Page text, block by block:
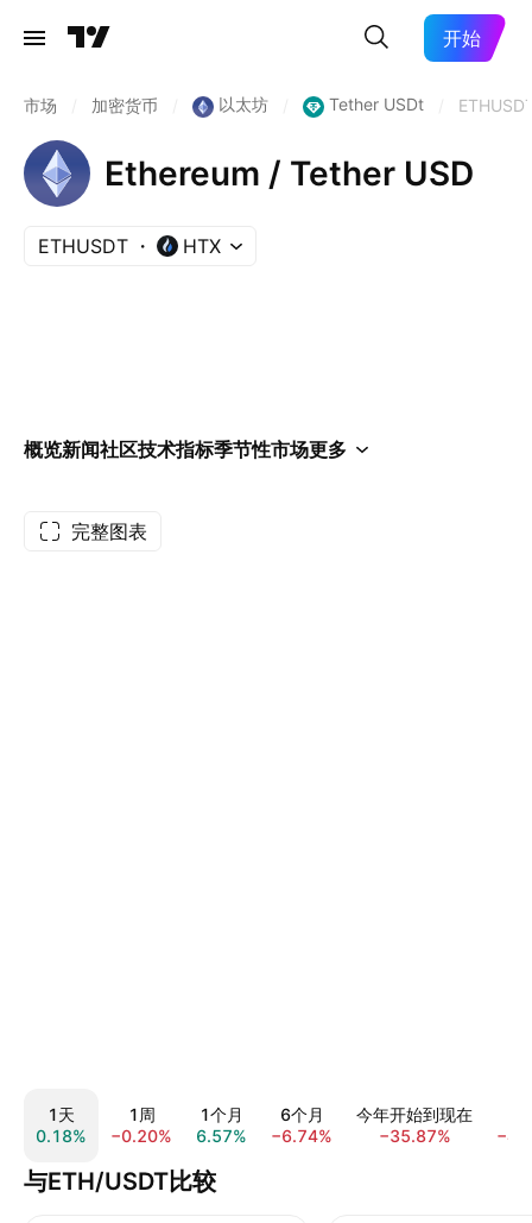
开始
市场 加密货币 以太坊 Tether USDt
Ethereum / Tether USD
ETHUSDT HTX
概览新闻社区技术指标季节性市场更多
完整图表
1天
0.18%
1周
−0.20%
1个月
6.57%
6个月
−6.74%
今年开始到现在
−35.87%
与ETH/USDT比较